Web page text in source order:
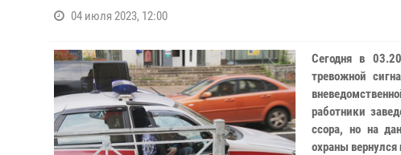
04 июля 2023, 12:00
Сегодня в
тревожной
работники
ссора, но на
охраны